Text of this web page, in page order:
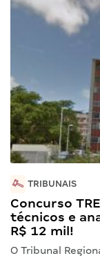
TRIBUNAIS
Concurso
técnicos e
R$ 12 mil!
O Tribunal